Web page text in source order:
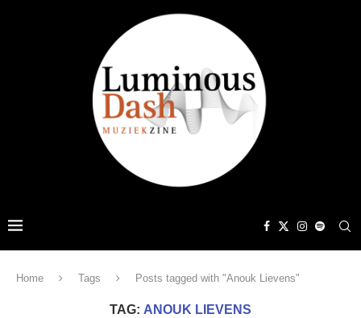
Home Tags Posts tagged with "Anouk Lievens"
TAG: ANOUK LIEVENS